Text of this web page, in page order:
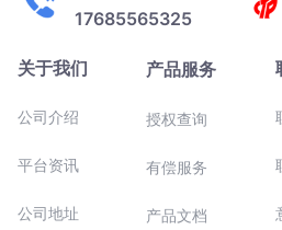
17685565325
关于我们
公司介绍
平台资讯
公司地址
产品服务
授权查询
有偿服务
产品文档